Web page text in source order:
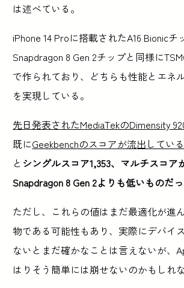
は述べている。
iPhone 14 Proに搭載されたA16 Bionic
Snapdragon 8 Gen 2チップと同様に
で作られており、どちらも性能とエネ
を実現している。
先日発表されたMediaTekのDimensity
既にGeekbenchのスコアが流出している
と シングルスコア1,353、マルチスコア
Snapdragon 8 Gen 2よりも低いものだ
ただし、これらの値はまだ最適化が進
物である可能性もあり、実際にデバイ
ないとまだ確かなことは言えないが、
はりそう簡単には崩せないのかもしれな